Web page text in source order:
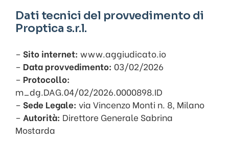
Dati tecnici del provvedimento di
Proptica s.r.l.
– Sito internet: www.aggiudicato.io
– Data provvedimento: 03/02/2026
– Protocollo:
m_dg.DAG.04/02/2026.0000898.ID
– Sede Legale: via Vincenzo Monti n. 8, Milano
– Autorità: Direttore Generale Sabrina
Mostarda